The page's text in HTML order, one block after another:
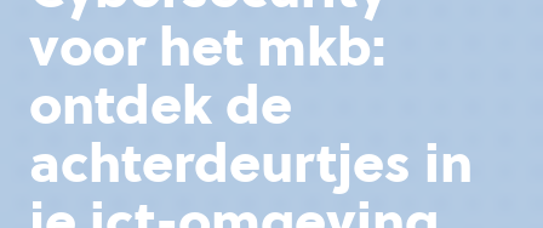
voor het mkb:
ontdek de
achterdeurtjes in